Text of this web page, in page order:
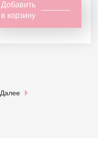
Добавить
в корзину
Далее